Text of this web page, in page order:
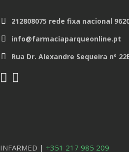
212808075 rede fixa nacional
info@farmaciaparqueonline.pt
Rua Dr. Alexandre Sequeira nº
INFARMED | +351 217 985 209